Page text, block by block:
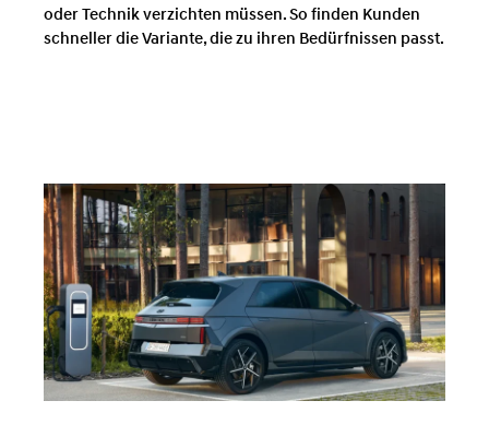
oder Technik verzichten müssen. So finden Kunden
schneller die Variante, die zu ihren Bedürfnissen passt.